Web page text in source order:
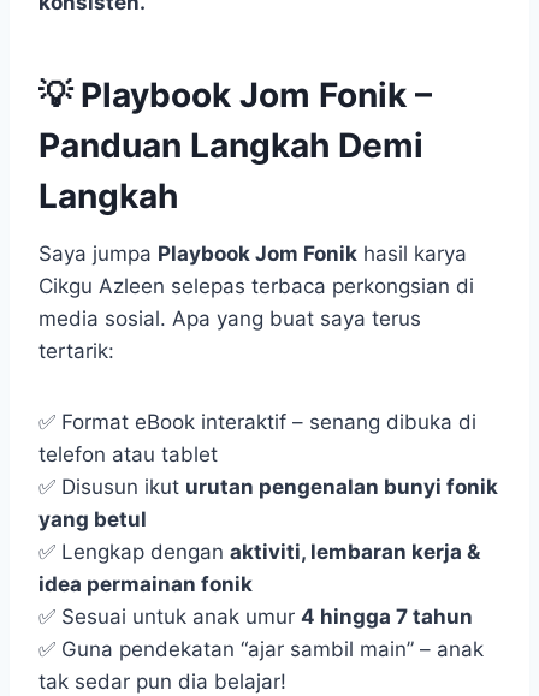
💡 Playbook Jom Fonik –
Panduan Langkah Demi
Langkah
Saya jumpa Playbook Jom Fonik hasil karya
Cikgu Azleen selepas terbaca perkongsian di
media sosial. Apa yang buat saya terus
tertarik:
✅ Format eBook interaktif – senang dibuka di
telefon atau tablet
✅ Disusun ikut urutan pengenalan bunyi fonik
yang betul
✅ Lengkap dengan aktiviti, lembaran kerja &
idea permainan fonik
✅ Sesuai untuk anak umur 4 hingga 7 tahun
✅ Guna pendekatan “ajar sambil main” – anak
tak sedar pun dia belajar!